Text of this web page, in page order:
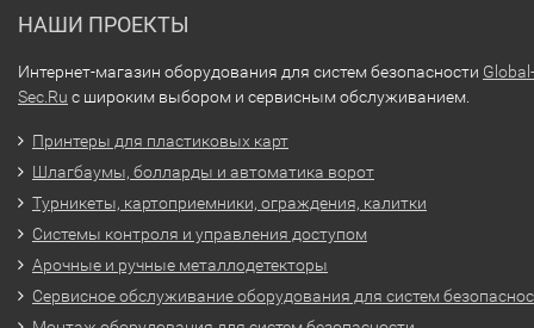
НАШИ ПРОЕКТЫ
Интернет-магазин оборудования для систем безопасности Global-
Sec.Ru с широким выбором и сервисным обслуживанием.
Принтеры для пластиковых карт
Шлагбаумы, болларды и автоматика ворот
Турникеты, картоприемники, ограждения, калитки
Системы контроля и управления доступом
Арочные и ручные металлодетекторы
Сервисное обслуживание оборудования для систем